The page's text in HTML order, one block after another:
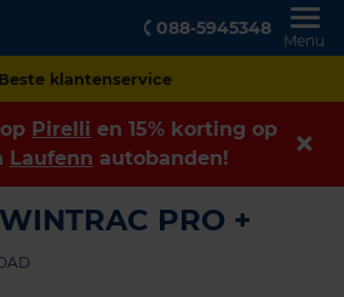
088-5945348
Menu
Achteraf betalen
Pirelli en 15% korting op
Laufenn autobanden!
PRO +